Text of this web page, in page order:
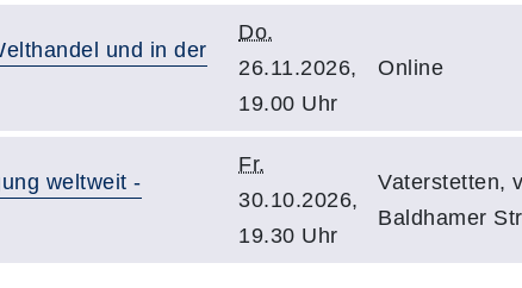
und in der
Do.
26.11.2026,
19.00 Uhr
Online
weltweit -
Fr.
30.10.2026,
19.30 Uhr
Vaterstetten,
Baldhamer